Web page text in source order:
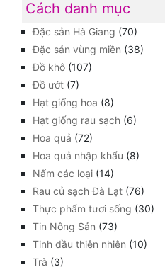
Cách danh mục
Đặc sản Hà Giang (70)
Đặc sản vùng miền (38)
Đồ khô (107)
Đồ ướt (7)
Hạt giống hoa (8)
Hạt giống rau sạch (6)
Hoa quả (72)
Hoa quả nhập khẩu (8)
Nấm các loại (14)
Rau củ sạch Đà Lạt (76)
Thực phẩm tươi sống (30)
Tin Nông Sản (73)
Tinh dầu thiên nhiên (10)
Trà (3)